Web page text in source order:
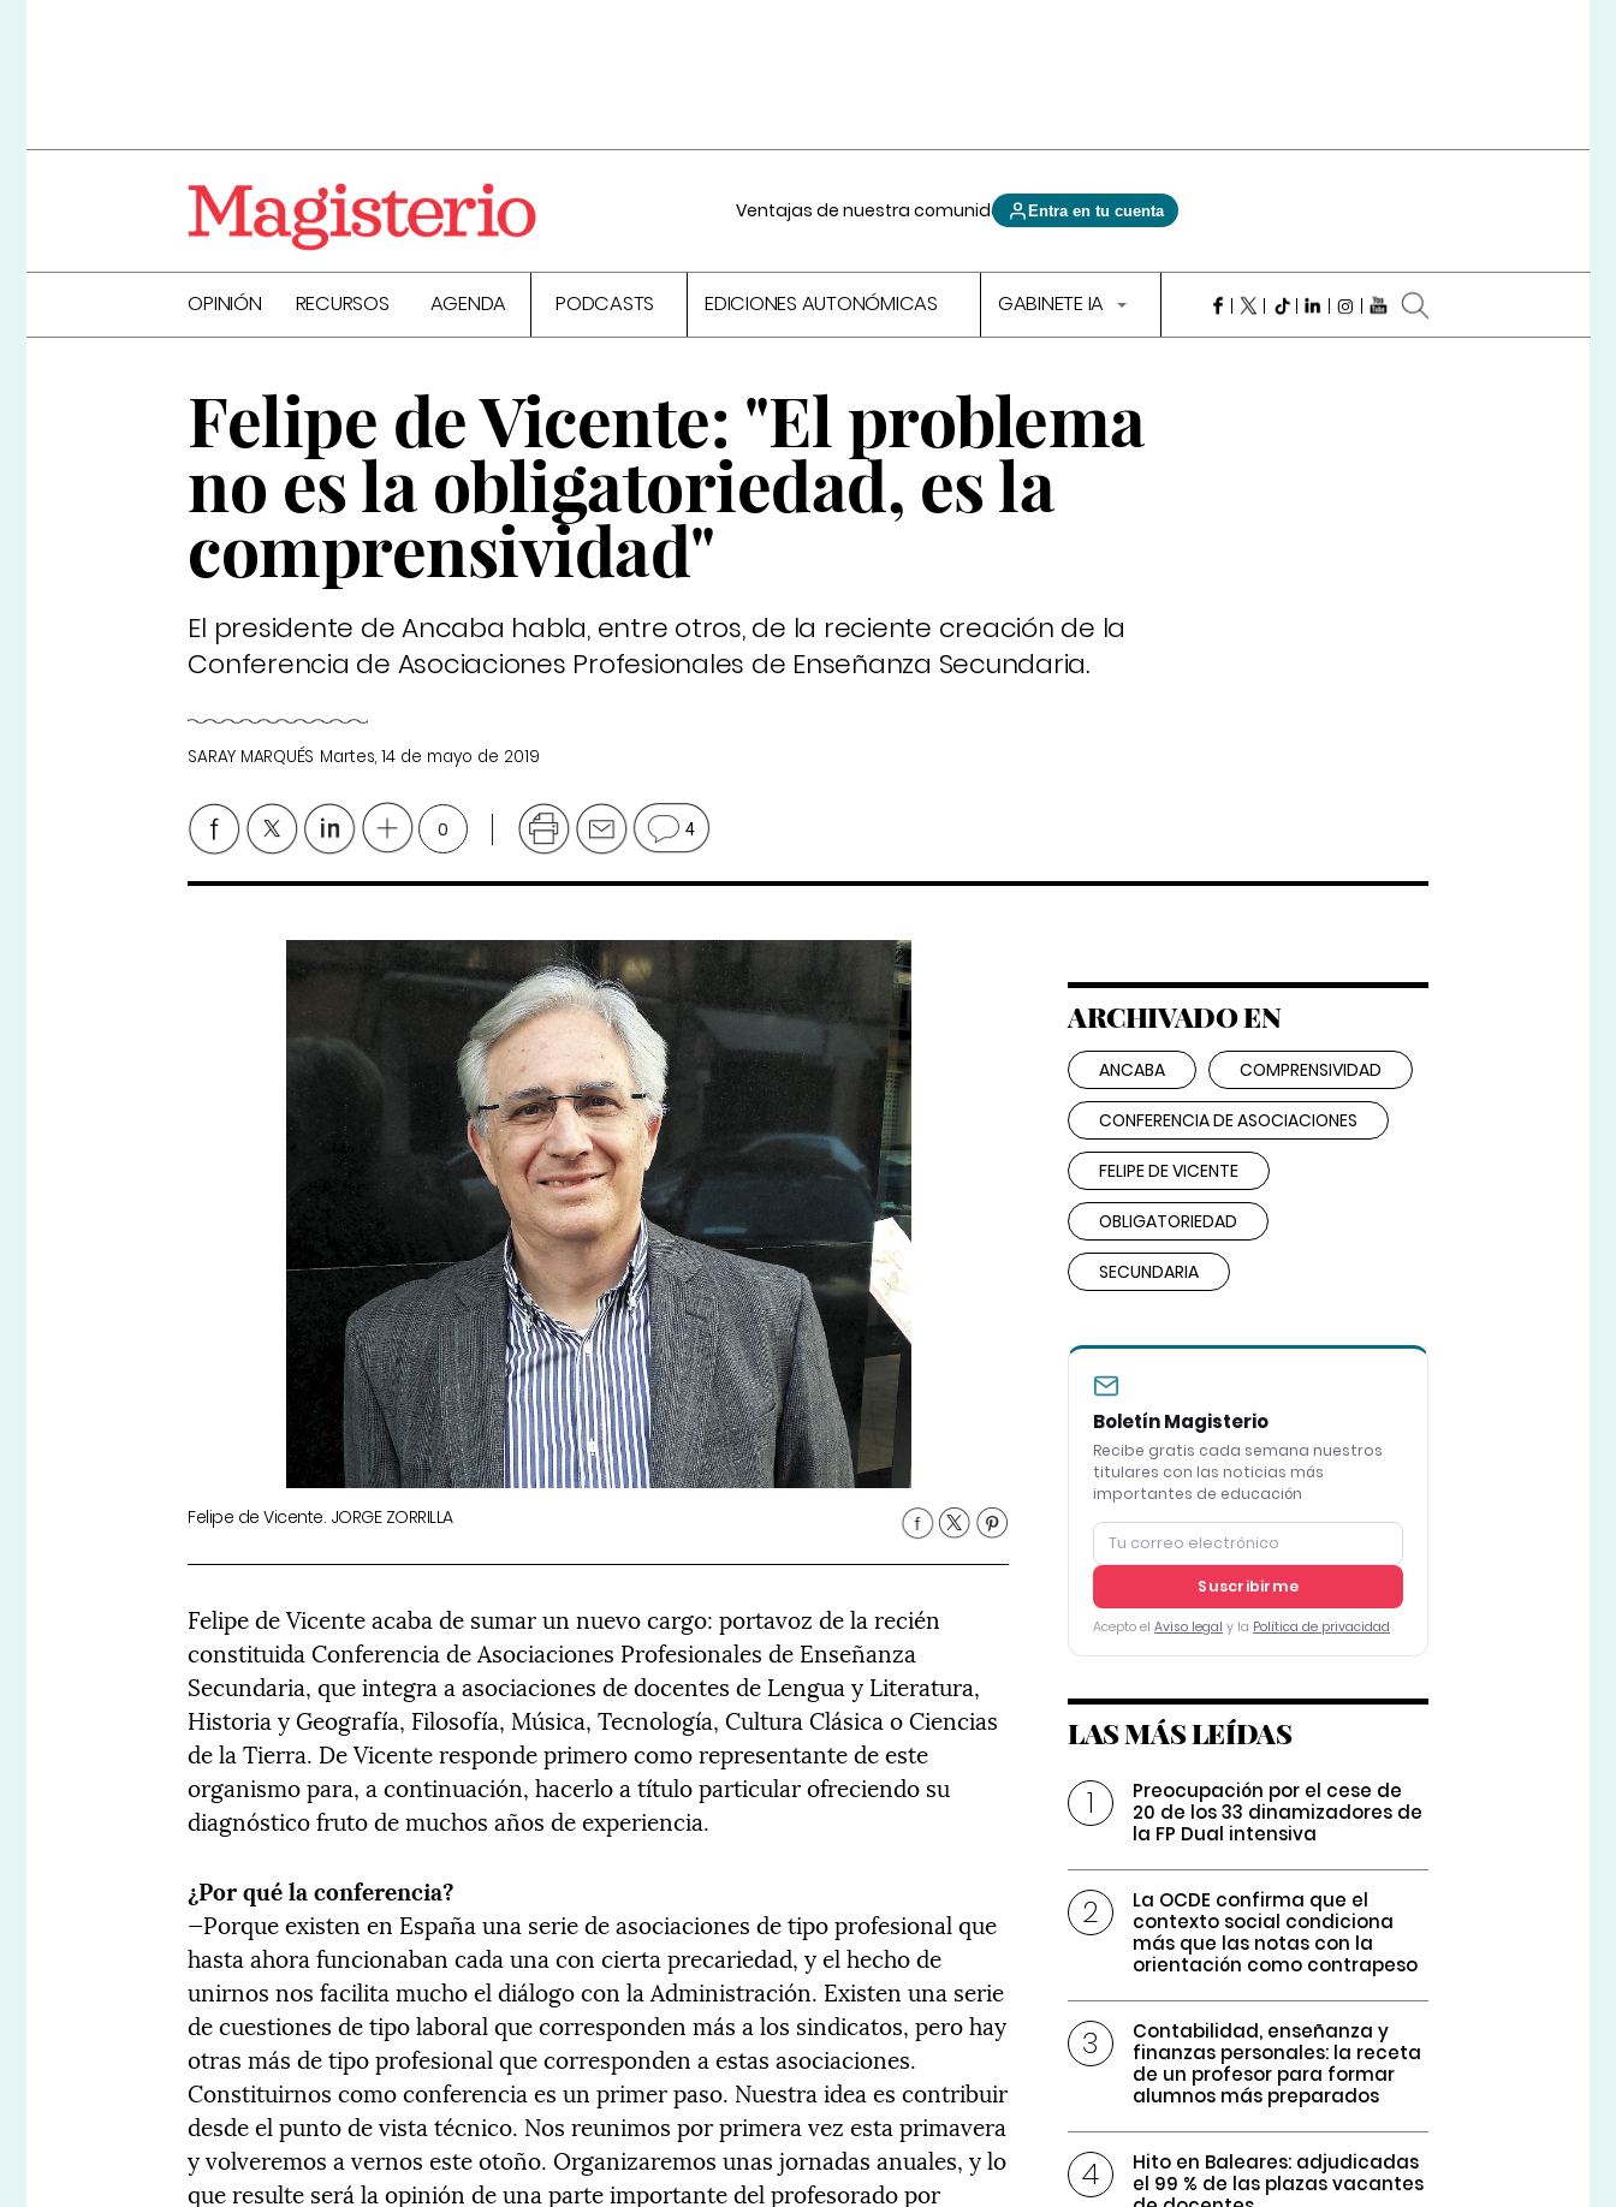
Ventajas de nuestra comunidad Entra en tu cuenta
OPINIÓN RECURSOS AGENDA PODCASTS EDICIONES AUTONÓMICAS GABINETE IA
Felipe de Vicente: "El problema
no es la obligatoriedad, es la
comprensividad"
El presidente de Ancaba habla, entre otros, de la reciente creación de la
Conferencia de Asociaciones Profesionales de Enseñanza Secundaria.
SARAY MARQUÉS Martes, 14 de mayo de 2019
0 4
Felipe de Vicente. JORGE ZORRILLA
Felipe de Vicente acaba de sumar un nuevo cargo: portavoz de la recién
constituida Conferencia de Asociaciones Profesionales de Enseñanza
Secundaria, que integra a asociaciones de docentes de Lengua y Literatura,
Historia y Geografía, Filosofía, Música, Tecnología, Cultura Clásica o Ciencias
de la Tierra. De Vicente responde primero como representante de este
organismo para, a continuación, hacerlo a título particular ofreciendo su
diagnóstico fruto de muchos años de experiencia.
¿Por qué la conferencia?
—Porque existen en España una serie de asociaciones de tipo profesional que
hasta ahora funcionaban cada una con cierta precariedad, y el hecho de
unirnos nos facilita mucho el diálogo con la Administración. Existen una serie
de cuestiones de tipo laboral que corresponden más a los sindicatos, pero hay
otras más de tipo profesional que corresponden a estas asociaciones.
Constituirnos como conferencia es un primer paso. Nuestra idea es contribuir
desde el punto de vista técnico. Nos reunimos por primera vez esta primavera
y volveremos a vernos este otoño. Organizaremos unas jornadas anuales, y lo
que resulte será la opinión de una parte importante del profesorado por
ARCHIVADO EN
ANCABA COMPRENSIVIDAD
CONFERENCIA DE ASOCIACIONES
FELIPE DE VICENTE
OBLIGATORIEDAD
SECUNDARIA
Boletín Magisterio
Recibe gratis cada semana nuestros
titulares con las noticias más
importantes de educación
Suscribirme
Acepto el Aviso legal y la Política de privacidad
LAS MÁS LEÍDAS
Preocupación por el cese de
20 de los 33 dinamizadores de
la FP Dual intensiva
La OCDE confirma que el
contexto social condiciona
más que las notas con la
orientación como contrapeso
Contabilidad, enseñanza y
finanzas personales: la receta
de un profesor para formar
alumnos más preparados
Hito en Baleares: adjudicadas
el 99 % de las plazas vacantes